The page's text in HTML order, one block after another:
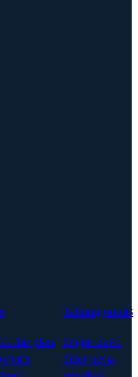
the plan,
Talking points
O que devo
dizer nesta